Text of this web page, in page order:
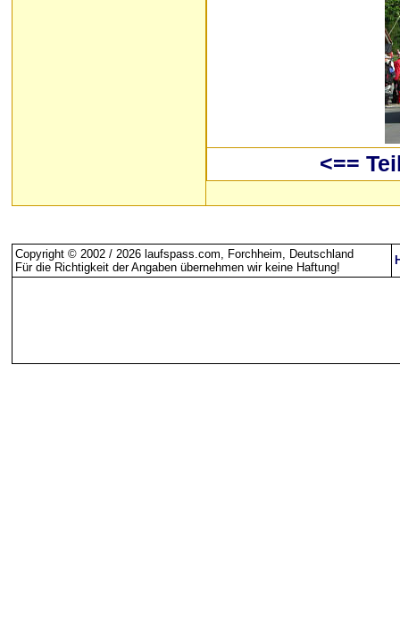
<==
Copyright © 2002 / 2026 laufspass.com, Forchheim, Deutschland
Für die Richtigkeit der Angaben übernehmen wir keine Haftung!